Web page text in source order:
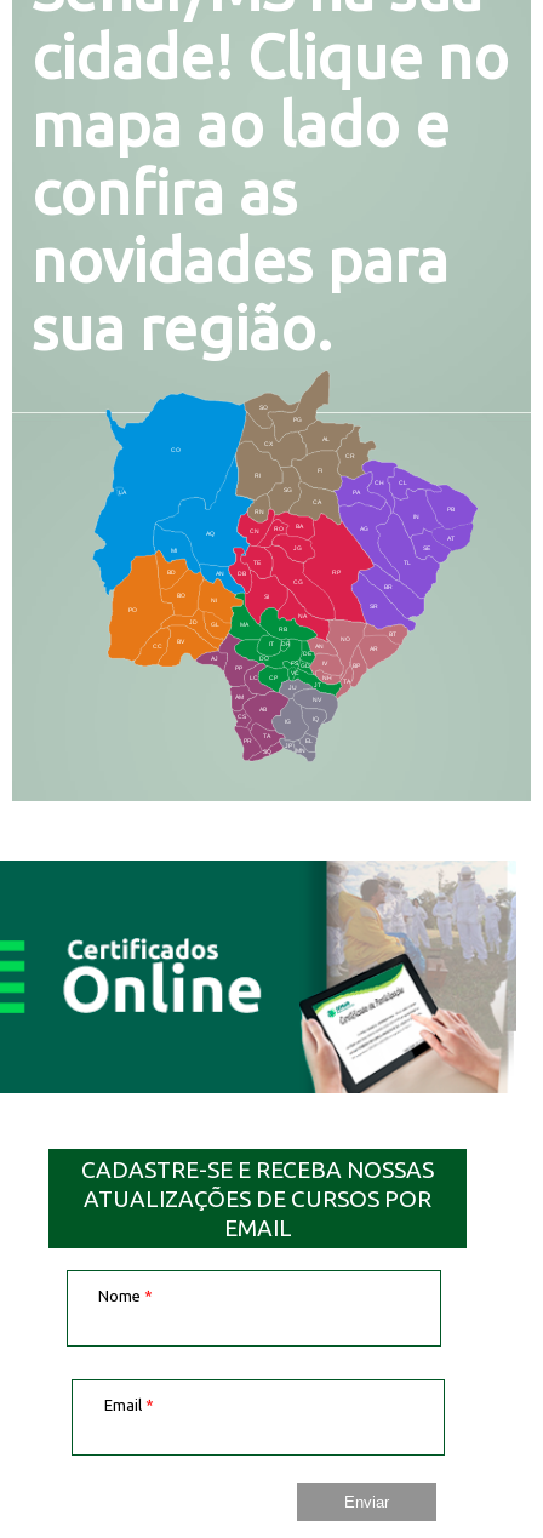
cidade! Clique no
mapa ao lado e
confira as
novidades para
sua região.
CO
AQ
MI
AN
CX
RI
AL
CR
FI
SG
BA
CA
PA
CH CL
PB
SE
TL
AG
BR
SR
BT
AR
RP
RO
JG
CG
SI
NA
TA
NH
JT
RB
MA
IT
DR
DO
CP
JU
NV
IQ
EL
BD
BO
NI
JD
PO
BV
CC
PP
AJ
LC
AM
AB
JP
DB
TE
CS
PR
TA
SQ
IG
MN
IN
NO
BP
RN
CN
GL
AN
IV
FS
VC
GD
DE
AT
PG
SO
LA
CADASTRE-SE E RECEBA NOSSAS
ATUALIZAÇÕES DE CURSOS POR
EMAIL
Nome *
Email *